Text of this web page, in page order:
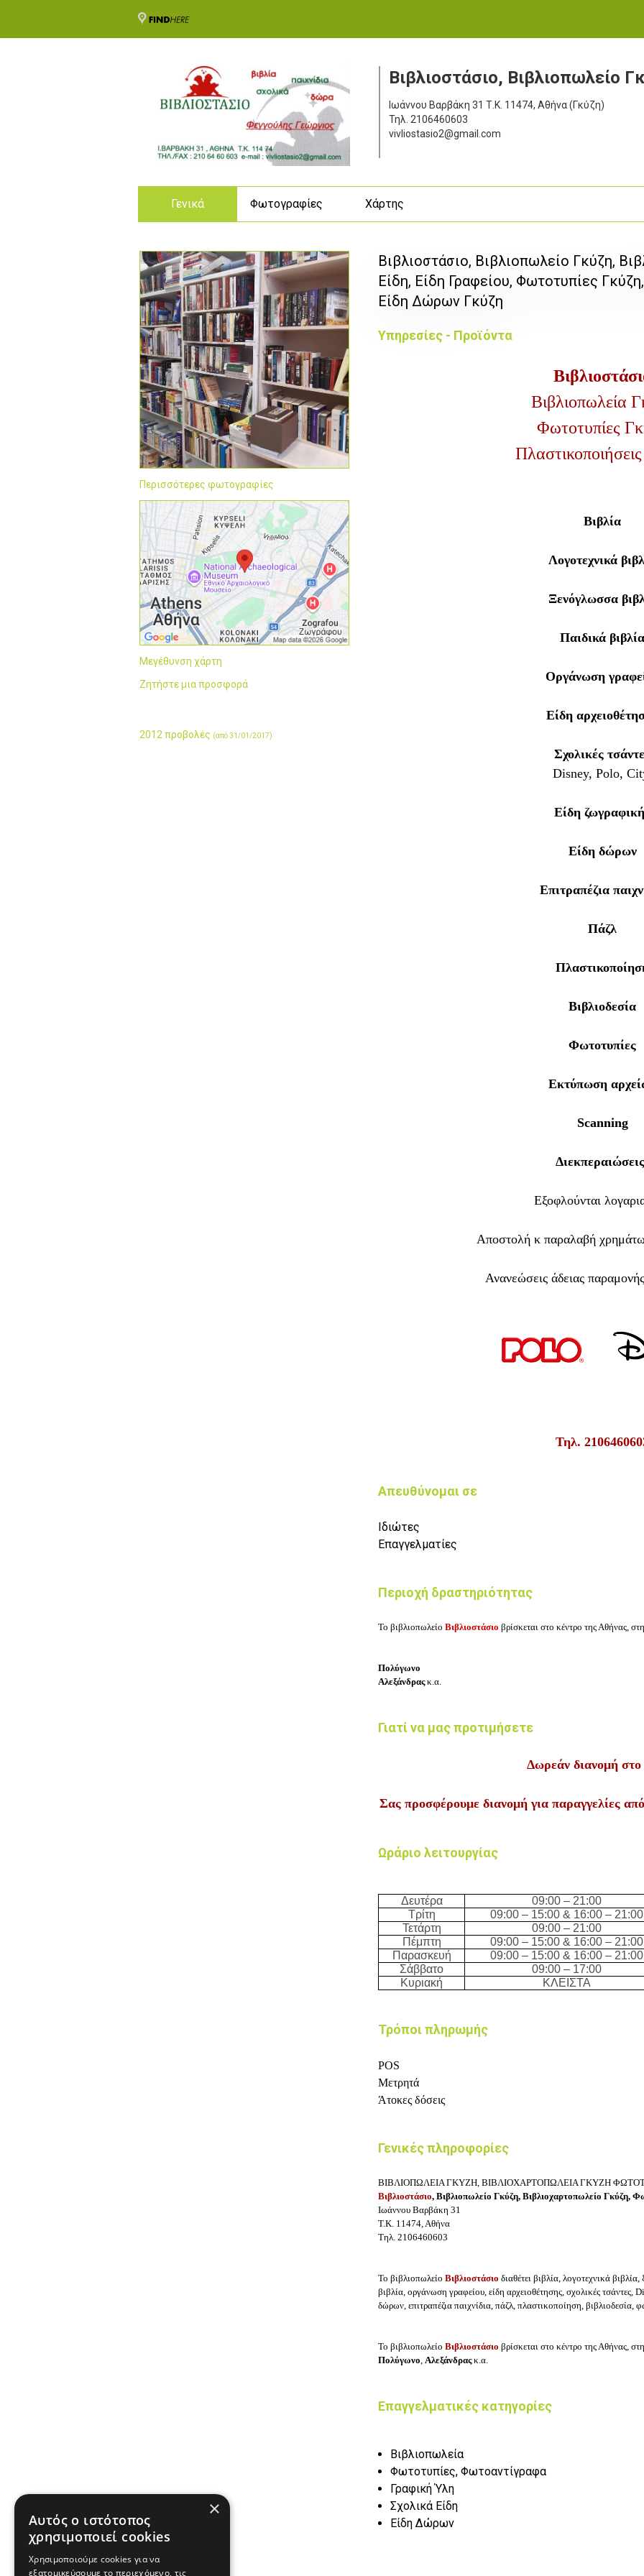
Βιβλιοστάσιο, Βιβλιοπωλείο
Ιωάννου Βαρβάκη 31 Τ.Κ. 11474, Αθήνα (Γκύζη)
Τηλ. 2106460603
vivliostasio2@gmail.com
Γενικά Φωτογραφίες Χάρτης
Περισσότερες φωτογραφίες
Μεγέθυνση χάρτη
Ζητήστε μια προσφορά
2012 προβολές (από 31/01/2017)
Βιβλιοστάσιο, Βιβλιοπωλείο Γκύζη,
Είδη, Είδη Γραφείου, Φωτοτυπίες
Είδη Δώρων Γκύζη
Υπηρεσίες - Προϊόντα
Βιβλιοπωλεία
Φωτοτυπίες
Βιβλία
Λογοτεχνικά
Ξενόγλωσσα
Παιδικά βιβλία
Οργάνωση
Είδη
Σχολικές
Disney, Polo,
Είδη
Είδη δώρων
Επιτραπέζια
Πάζλ
Βιβλιοδεσία
Φωτοτυπίες
Εκτύπωση
Scanning
Εξοφλούνται
Αποστολή κ παραλαβή
Ανανεώσεις άδειας
Τηλ.
Απευθύνομαι σε
Ιδιώτες
Επαγγελματίες
Περιοχή δραστηριότητας
Το βιβλιοπωλείο Βιβλιοστάσιο βρίσκεται στο κέντρο της Αθήνας,
Πολύγωνο
Αλεξάνδραςκ.α.
Γιατί να μας προτιμήσετε
Δωρεάν διανομή στο
Σας προσφέρουμε διανομή για παραγγελίες
Ωράριο λειτουργίας
Δευτέρα
09:00 – 21:00
Τρίτη
09:00 – 15:00 & 16:00 – 21:00
Τετάρτη
09:00 – 21:00
Πέμπτη
09:00 – 15:00 & 16:00 – 21:00
Παρασκευή
09:00 – 15:00 & 16:00 – 21:00
Σάββατο
09:00 – 17:00
Κυριακή
ΚΛΕΙΣΤΑ
Τρόποι πληρωμής
POS
Μετρητά
Άτοκες δόσεις
Γενικές πληροφορίες
ΒΙΒΛΙΟΠΩΛΕΙΑ ΓΚΥΖΗ, ΒΙΒΛΙΟΧΑΡΤΟΠΩΛΕΙΑ ΓΚΥΖΗ
Βιβλιοστάσιο, Βιβλιοπωλείο Γκύζη, Βιβλιοχαρτοπωλείο Γκύζη,
Ιωάννου Βαρβάκη 31
Τ.Κ. 11474, Αθήνα
Τηλ. 2106460603
Το βιβλιοπωλείο Βιβλιοστάσιο διαθέτει βιβλία, λογοτεχνικά
βιβλία, οργάνωση γραφείου, είδη αρχειοθέτησης, σχολικές τσάντες,
δώρων, επιτραπέζια παιχνίδια, πάζλ, πλαστικοποίηση,
Το βιβλιοπωλείο Βιβλιοστάσιο βρίσκεται στο κέντρο της Αθήνας,
Πολύγωνο Αλεξάνδραςκ.α.
Επαγγελματικές κατηγορίες
Βιβλιοπωλεία
Φωτοτυπίες, Φωτοαντίγραφα
Γραφική Ύλη
Σχολικά Είδη
Είδη Δώρων
×
Αυτός ο ιστότοπος
χρησιμοποιεί cookies
Χρησιμοποιούμε cookies για να
εξατομικεύσουμε το περιεχόμενο, τις